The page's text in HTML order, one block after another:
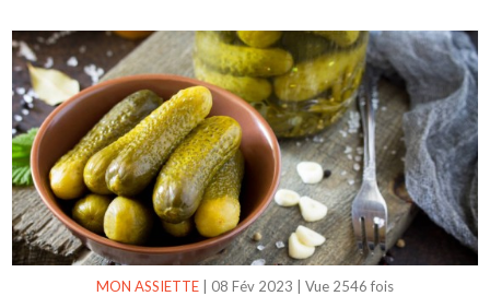
MON ASSIETTE 08 Fév 2023 Vue 2546 fois